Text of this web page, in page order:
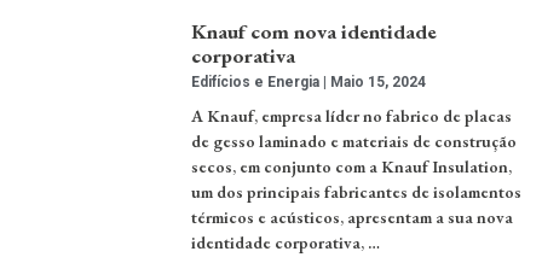
Knauf com nova identidade
corporativa
Edifícios e Energia Maio 15, 2024
A Knauf, empresa líder no fabrico de placas
de gesso laminado e materiais de construção
secos, em conjunto com a Knauf Insulation,
um dos principais fabricantes de isolamentos
térmicos e acústicos, apresentam a sua nova
identidade corporativa, …